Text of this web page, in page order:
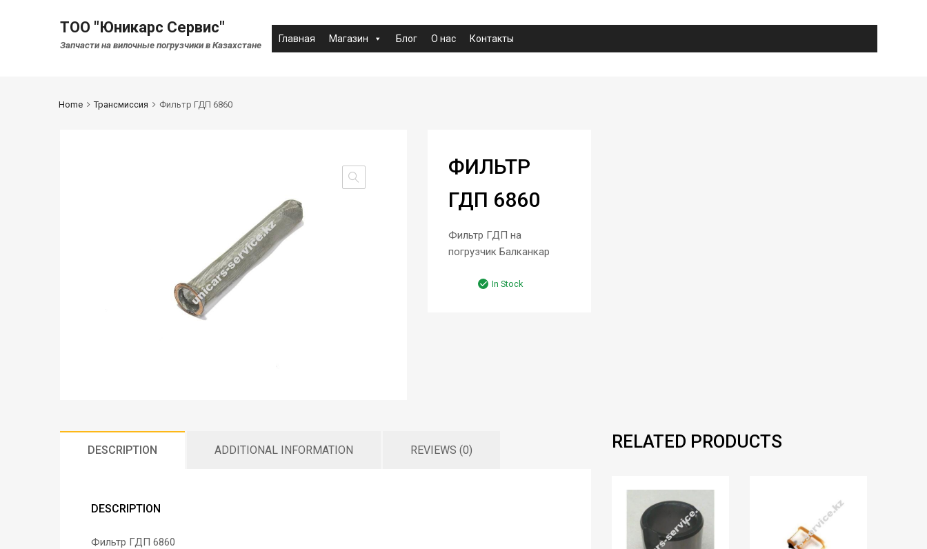
ТОО "Юникарс Сервис"
Запчасти на вилочные погрузчики в Казахстане
Главная Магазин Блог О нас Контакты
Home Трансмиссия Фильтр ГДП 6860
ФИЛЬТР
ГДП 6860
Фильтр ГДП на
погрузчик Балканкар
In Stock
DESCRIPTION ADDITIONAL INFORMATION REVIEWS (0)
DESCRIPTION
Фильтр ГДП 6860
RELATED PRODUCTS